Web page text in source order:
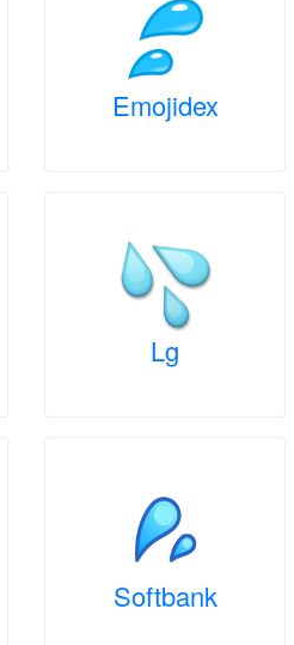
Emojidex
Lg
Softbank